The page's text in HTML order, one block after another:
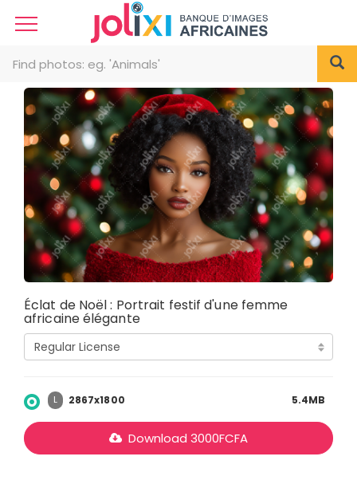
Éclat de Noël : Portrait festif d'une femme
africaine élégante
L 2867x1800 5.4MB
Download 3000FCFA